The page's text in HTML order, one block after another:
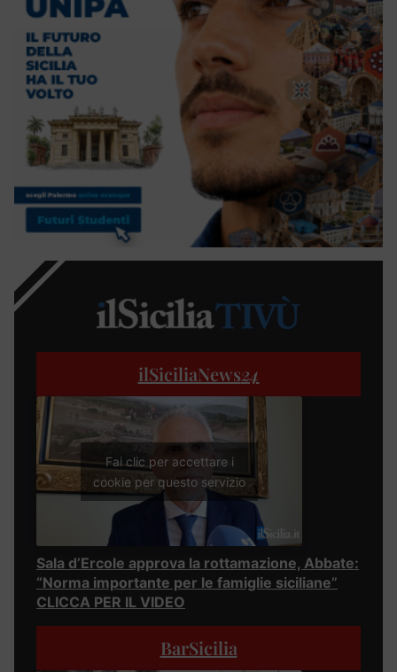
ilSiciliaNews24
Fai clic per accettare i
cookie per questo servizio
Sala d’Ercole approva la rottamazione, Abbate:
“Norma importante per le famiglie siciliane”
CLICCA PER IL VIDEO
BarSicilia